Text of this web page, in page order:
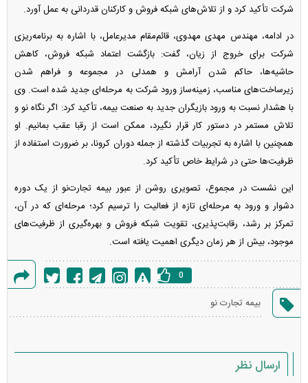
شرکت تأکید کرد و از تلاش‌های شبکه فروش و کارکنان قدردانی به عمل آورد.
در ادامه، مهندس مهدی مهدوی، قائم‌مقام مدیرعامل، با اشاره به برنامه‌ریزی
شرکت برای خروج از زیان، گفت: بازگشت اعتماد شبکه فروش، کاهش
حاشیه‌ها، حاکم شدن آرامش و همدلی در مجموعه و فراهم شدن
زیرساخت‌های مناسب، زمینه‌ساز ورود شرکت به مرحله‌ای جدید شده است. وی
با هشدار نسبت به ورود بازیگران جدید به صنعت بیمه، تأکید کرد: اگر نگاه نو و
تلاش مستمر در دستور کار قرار نگیرد، ممکن است از رقبا عقب بمانیم. او
همچنین با اشاره به تجربیات گذشته از جمله دوران کرونا، بر ضرورت استفاده از
ظرفیت‌ها حتی در شرایط خاص تأکید کرد.
این نشست در مجموع، تصویری روشن از عبور بیمه تجارت‌نو از یک دوره
دشوار و ورود به مرحله‌ای تازه از فعالیت را ترسیم کرد؛ مرحله‌ای که در آن،
تمرکز بر رشد، رقابت‌پذیری، تقویت شبکه فروش و بهره‌گیری از ظرفیت‌های
موجود، بیش از هر زمان دیگری اهمیت یافته است.
خطا
0
بیمه تجارت نو
ارسال نظر